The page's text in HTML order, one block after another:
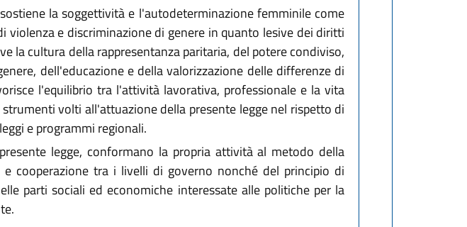
la soggettività e l'autodeterminazione femminile come
e discriminazione di genere in quanto lesive dei diritti
la cultura della rappresentanza paritaria, del potere condiviso,
dell'educazione e della valorizzazione delle differenze di
l'equilibrio tra l'attività lavorativa, professionale e la vita
volti all'attuazione della presente legge nel rispetto di
e programmi regionali.
legge, conformano la propria attività al metodo della
cooperazione tra i livelli di governo nonché del principio di
parti sociali ed economiche interessate alle politiche per la